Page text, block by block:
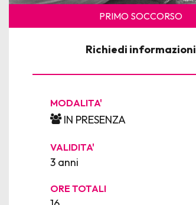
PRIMO SOCCORSO
Richiedi informazioni
MODALITA'
IN PRESENZA
VALIDITA'
3 anni
ORE TOTALI